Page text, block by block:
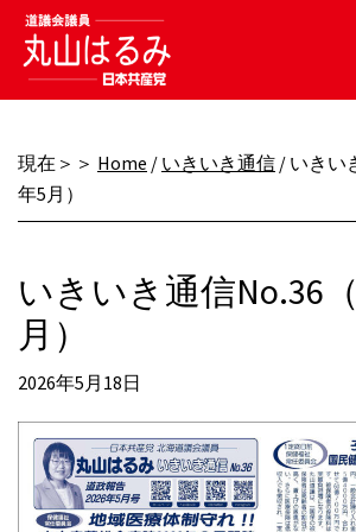
Skip
main
丸
は
る
み
（公
し
を
あ
な
た
の
声
を
道
政
現在＞＞ Home / いきいき通信 / いきい
年5月）
いきいき通信No.36
月）
2026年5月18日